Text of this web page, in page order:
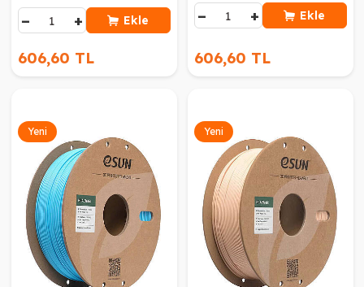
− + Ekle
606,60 TL
− + Ekle
606,60 TL
Yeni Yeni